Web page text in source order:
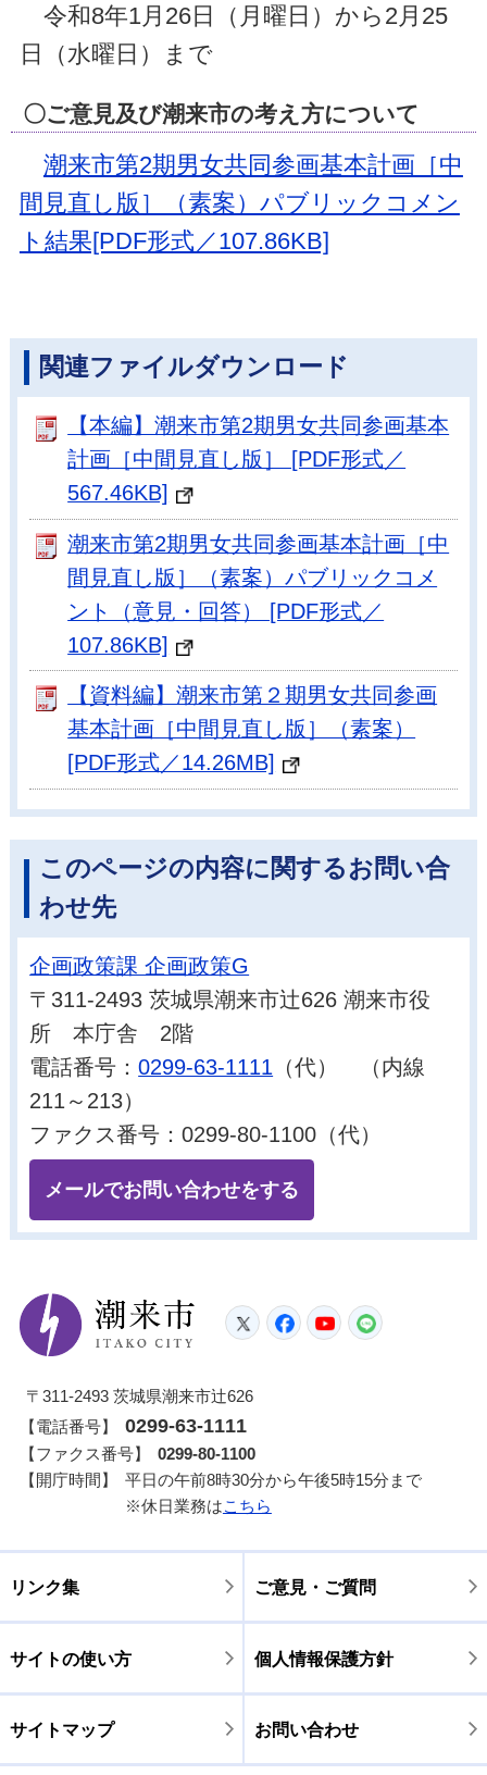
令和8年1月26日（月曜日）から2月25
日（水曜日）まで
〇ご意見及び潮来市の考え方について
潮来市第2期男女共同参画基本計画［中
間見直し版］（素案）パブリックコメン
ト結果[PDF形式／107.86KB]
関連ファイルダウンロード
【本編】潮来市第2期男女共同参画基本
計画［中間見直し版］ [PDF形式／
567.46KB]
潮来市第2期男女共同参画基本計画［中
間見直し版］（素案）パブリックコメ
ント（意見・回答） [PDF形式／
107.86KB]
【資料編】潮来市第２期男女共同参画
基本計画［中間見直し版］（素案）
[PDF形式／14.26MB]
このページの内容に関するお問い合
わせ先
企画政策課 企画政策G
〒311-2493 茨城県潮来市辻626 潮来市役
所 本庁舎 2階
電話番号：0299-63-1111 （代） （内線
211～213）
ファクス番号：0299-80-1100（代）
メールでお問い合わせをする
潮来市
TwitterFacebook
YouTube
〒311-2493 茨城県潮来市辻626
【電話番号】
0299-63-1111
【ファクス番号】
0299-80-1100
【開庁時間】
平日の午前8時30分から午後5時15分まで
※休日業務はこちら
リンク集 ご意見・ご質問
サイトの使い方 個人情報保護方針
サイトマップ お問い合わせ